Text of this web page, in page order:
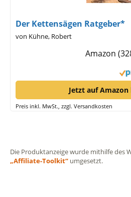
Der Kettensägen Ratgeber*
von Kühne, Robert
Amazon
Jetzt auf
Preis inkl. MwSt., zzgl. Versandkosten
Die Produktanzeige wurde mithilfe des
„Affiliate-Toolkit“ umgesetzt.